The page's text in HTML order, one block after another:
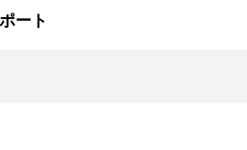
ート